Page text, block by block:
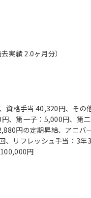
実績 2.0ヶ月分）
資格手当 40,320円、その
、第一子：5,000円、第
円の定期昇給、アニバ
、リフレッシュ手当：3年
円